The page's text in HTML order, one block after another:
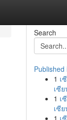
Search
Published
1 เ
เซี
1 เ
เซี
1 เ